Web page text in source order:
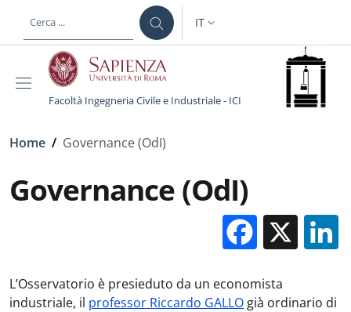
al contenuto principale
SELETTORE LINGUA:
IT
Facoltà Ingegneria Civile e Industriale - ICI
Briciole di pane
Home / Governance (OdI)
Governance (OdI)
X
L’Osservatorio è presieduto da un economista
industriale, il professor Riccardo GALLO già ordinario di